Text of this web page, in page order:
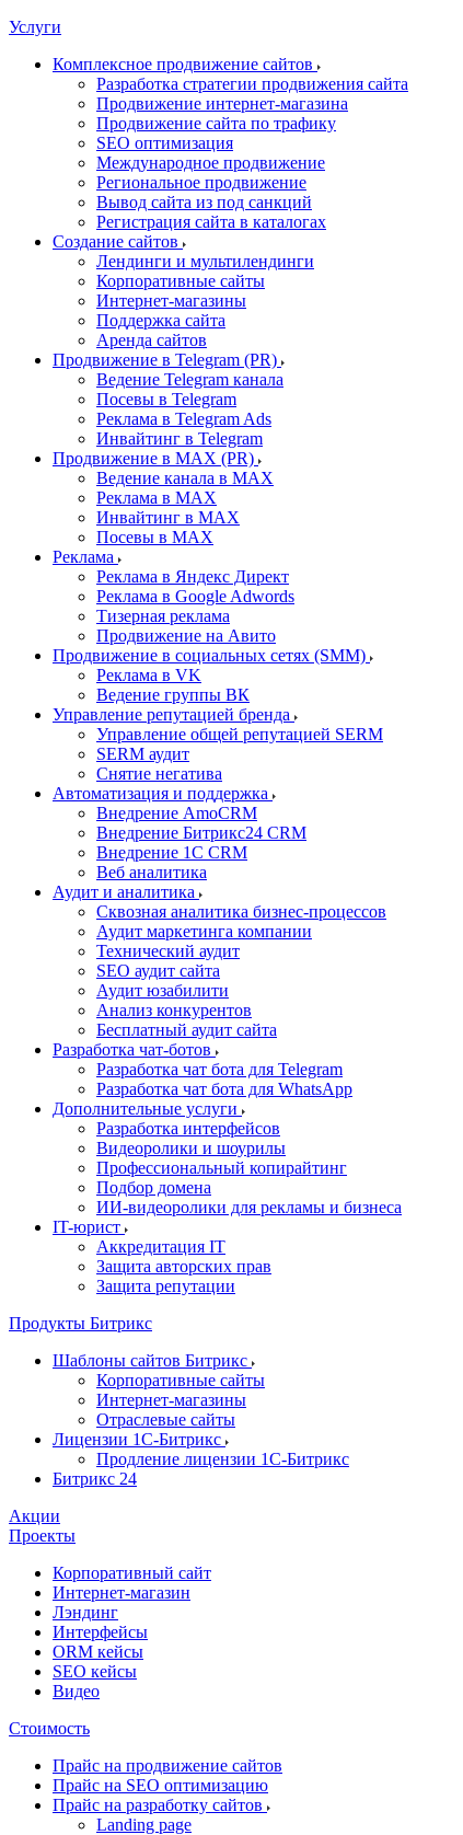
Услуги
Комплексное продвижение сайтов
Разработка стратегии продвижения сайта
Продвижение интернет-магазина
Продвижение сайта по трафику
SEO оптимизация
Международное продвижение
Региональное продвижение
Вывод сайта из под санкций
Регистрация сайта в каталогах
Создание сайтов
Лендинги и мультилендинги
Корпоративные сайты
Интернет-магазины
Поддержка сайта
Аренда сайтов
Продвижение в Telegram (PR)
Ведение Telegram канала
Посевы в Telegram
Реклама в Telegram Ads
Инвайтинг в Telegram
Продвижение в MAX (PR)
Ведение канала в MAX
Реклама в MAX
Инвайтинг в MAX
Посевы в MAX
Реклама
Реклама в Яндекс Директ
Реклама в Google Adwords
Тизерная реклама
Продвижение на Авито
Продвижение в социальных сетях (SMM)
Реклама в VK
Ведение группы ВК
Управление репутацией бренда
Управление общей репутацией SERM
SERM аудит
Снятие негатива
Автоматизация и поддержка
Внедрение AmoCRM
Внедрение Битрикс24 CRM
Внедрение 1C CRM
Веб аналитика
Аудит и аналитика
Сквозная аналитика бизнес-процессов
Аудит маркетинга компании
Технический аудит
SEO аудит сайта
Аудит юзабилити
Анализ конкурентов
Бесплатный аудит сайта
Разработка чат-ботов
Разработка чат бота для Telegram
Разработка чат бота для WhatsApp
Дополнительные услуги
Разработка интерфейсов
Видеоролики и шоурилы
Профессиональный копирайтинг
Подбор домена
ИИ-видеоролики для рекламы и бизнеса
IT-юрист
Аккредитация IT
Защита авторских прав
Защита репутации
Продукты Битрикс
Шаблоны сайтов Битрикс
Корпоративные сайты
Интернет-магазины
Отраслевые сайты
Лицензии 1С-Битрикс
Продление лицензии 1С-Битрикс
Битрикс 24
Акции
Проекты
Корпоративный сайт
Интернет-магазин
Лэндинг
Интерфейсы
ORM кейсы
SEO кейсы
Видео
Стоимость
Прайс на продвижение сайтов
Прайс на SEO оптимизацию
Прайс на разработку сайтов
Landing page